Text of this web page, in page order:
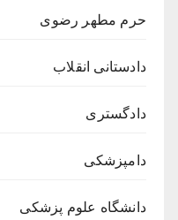
حرم مطهر رضوی
دادستانی انقلاب
دادگستری
دامپزشکی
دانشگاه علوم پزشکی